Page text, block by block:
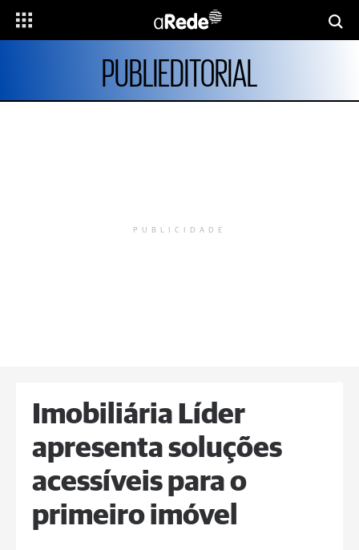
PUBLIEDITORIAL
PUBLICIDADE
Imobiliária Líder
apresenta soluções
acessíveis para o
primeiro imóvel